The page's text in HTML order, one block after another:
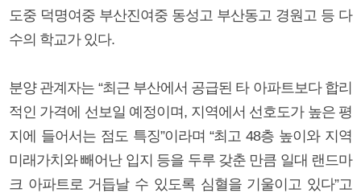
도중 덕명여중 부산진여중 동성고 부산동고 경원고 등 다
수의 학교가 있다.
분양 관계자는 “최근 부산에서 공급된 타 아파트보다 합리
적인 가격에 선보일 예정이며, 지역에서 선호도가 높은 평
지에 들어서는 점도 특징”이라며 “최고 48층 높이와 지역
미래가치와 빼어난 입지 등을 두루 갖춘 만큼 일대 랜드마
크 아파트로 거듭날 수 있도록 심혈을 기울이고 있다”고